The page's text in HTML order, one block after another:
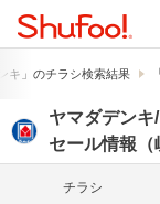
キ」のチラシ検索結果
ヤマダデンキ
セール情報（
チラシ